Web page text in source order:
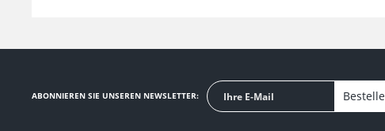
ABONNIEREN SIE UNSEREN NEWSLETTER: